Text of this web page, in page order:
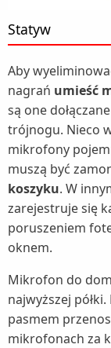
Statyw
Aby
nagrań umieść
są one
trójnogu. Nieco
mikrofony
muszą być
koszyku. W
zarejestruje się
poruszeniem
oknem.
Mikrofon do
najwyższej
pasmem
mikrofonach za